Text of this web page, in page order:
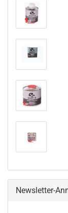
Newsletter-